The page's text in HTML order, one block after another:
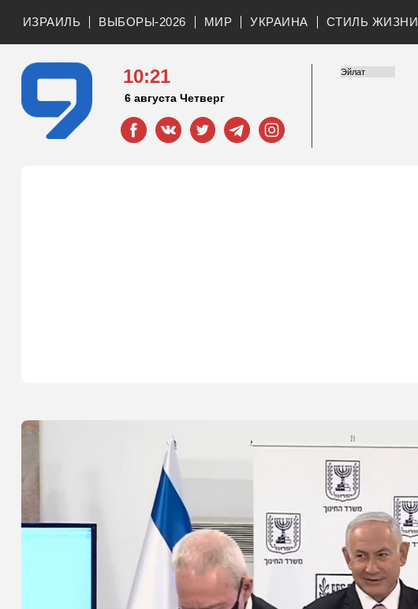
ИЗРАИЛЬ ВЫБОРЫ-2026 МИР УКРАИНА СТИЛЬ ЖИЗНИ
10:21
6 августа Четверг